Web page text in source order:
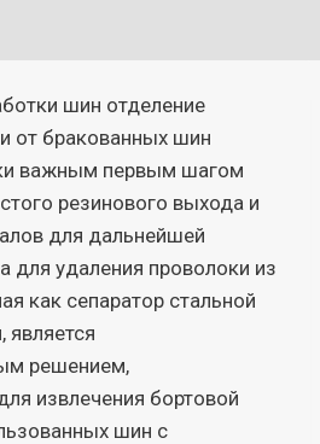
шин отделение
от бракованных шин
важным первым шагом
резинового выхода и
для дальнейшей
для удаления проволоки из
как сепаратор стальной
является
решением,
извлечения бортовой
шин с